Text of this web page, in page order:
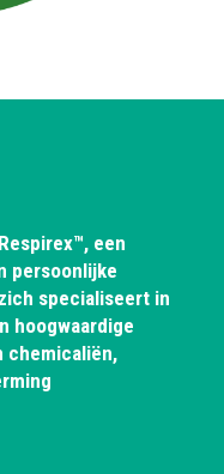
een
persoonlijke
specialiseert in
hoogwaardige
chemicaliën,